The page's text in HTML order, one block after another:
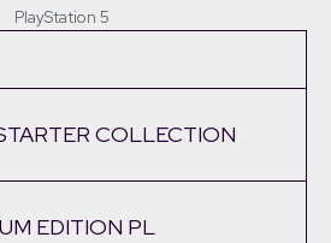
PlayStation 5
COLLECTION
EDITION PL